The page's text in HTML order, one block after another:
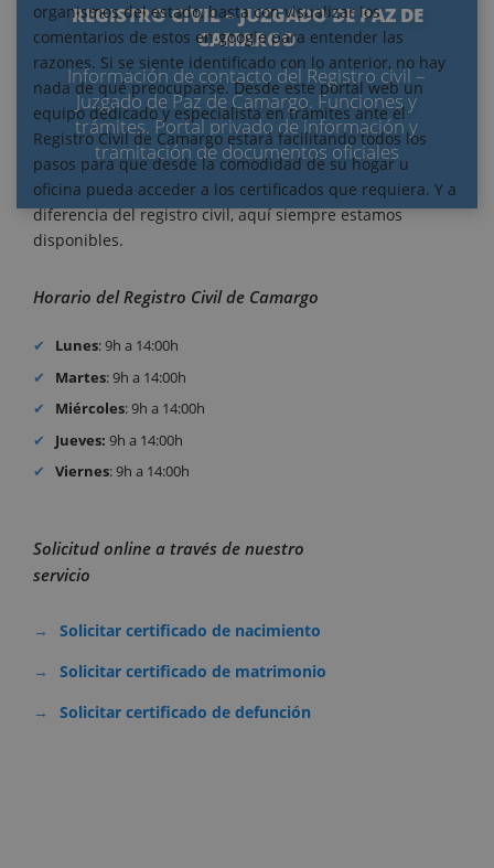
REGISTRO CIVIL – JUZGADO DE PAZ DE
CAMARGO
Información de contacto del Registro civil –
Juzgado de Paz de Camargo. Funciones y
trámites. Portal privado de información y
tramitación de documentos oficiales
organismos del estado, basta con visualizar los
comentarios de estos en google para entender las
razones. Si se siente identificado con lo anterior, no hay
nada de qué preocuparse. Desde este portal web un
equipo dedicado y especialista en trámites ante el
Registro Civil de Camargo estará facilitando todos los
pasos para que desde la comodidad de su hogar u
oficina pueda acceder a los certificados que requiera. Y a
diferencia del registro civil, aquí siempre estamos
disponibles.
Horario del Registro Civil de Camargo
Lunes: 9h a 14:00h
Martes: 9h a 14:00h
Miércoles: 9h a 14:00h
Jueves: 9h a 14:00h
Viernes: 9h a 14:00h
Solicitud online a través de nuestro
servicio
Solicitar certificado de nacimiento
Solicitar certificado de matrimonio
Solicitar certificado de defunción